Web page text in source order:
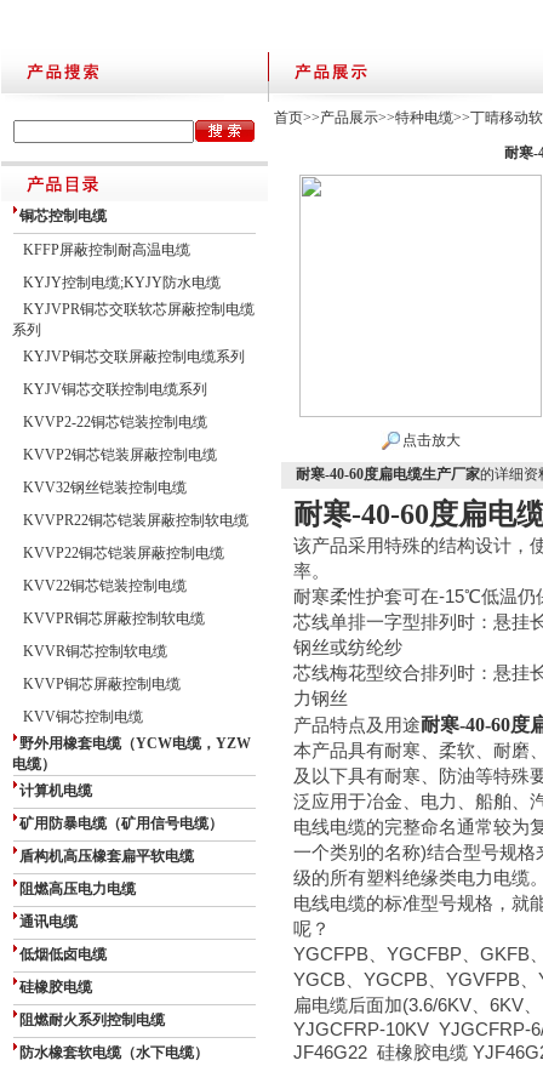
铜芯控制电缆
KFFP屏蔽控制耐高温电缆
KYJY控制电缆;KYJY防水电缆
KYJVPR铜芯交联软芯屏蔽控制电缆
系列
KYJVP铜芯交联屏蔽控制电缆系列
KYJV铜芯交联控制电缆系列
KVVP2-22铜芯铠装控制电缆
KVVP2铜芯铠装屏蔽控制电缆
KVV32钢丝铠装控制电缆
KVVPR22铜芯铠装屏蔽控制软电缆
KVVP22铜芯铠装屏蔽控制电缆
KVV22铜芯铠装控制电缆
KVVPR铜芯屏蔽控制软电缆
KVVR铜芯控制软电缆
KVVP铜芯屏蔽控制电缆
KVV铜芯控制电缆
野外用橡套电缆（YCW电缆，YZW
电缆）
计算机电缆
矿用防暴电缆（矿用信号电缆）
盾构机高压橡套扁平软电缆
阻燃高压电力电缆
通讯电缆
低烟低卤电缆
硅橡胶电缆
阻燃耐火系列控制电缆
防水橡套软电缆（水下电缆）
首页>>产品展示>>特种电缆>>丁晴移动
耐寒-
点击放大
耐寒-40-60度扁电缆生产厂家的详细资
耐寒-40-60度扁电
该产品采用特殊的结构设计，
率。
耐寒柔性护套可在-15℃低温仍
芯线单排一字型排列时：悬挂
钢丝或纺纶纱
芯线梅花型绞合排列时：悬挂
力钢丝
产品特点及用途耐寒-40-60度
本产品具有耐寒、柔软、耐磨
及以下具有耐寒、防油等特殊
泛应用于冶金、电力、船舶、
电线电缆的完整命名通常较为
一个类别的名称)结合型号规格
级的所有塑料绝缘类电力电缆
电线电缆的标准型号规格，就
呢？
YGCFPB、YGCFBP、GKFB
YGCB、YGCPB、YGVFPB
扁电缆后面加(3.6/6KV、6KV
YJGCFRP-10KV YJGCFRP-
JF46G22 硅橡胶电缆